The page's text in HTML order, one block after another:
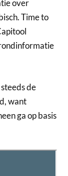
over
Time to
de
want
ga op basis